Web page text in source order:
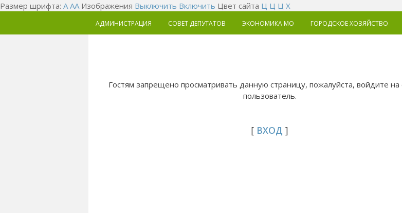
Размер шрифта: A AAИзображения Выключить Включить Цвет сайта Ц Ц Ц Х
АДМИНИСТРАЦИЯ СОВЕТ ДЕПУТАТОВ ЭКОНОМИКА MO ГОРОДСКОЕ ХОЗЯЙСТВО
Гостям запрещено просматривать данную страницу, пожалуйста, войдите на
пользователь.
[ ВХОД ]